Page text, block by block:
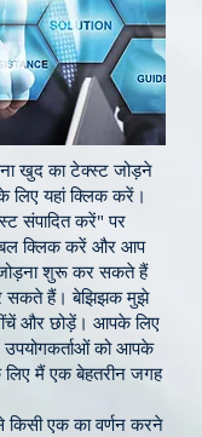
खुद का टेक्स्ट जोड़ने
यहां क्लिक करें।
संपादित करें" पर
क्लिक करें और आप
शुरू कर सकते हैं
सकते हैं। बेझिझक मुझे
और छोड़ें। आपके लिए
को आपके
मैं एक बेहतरीन जगह
एक का वर्णन करने